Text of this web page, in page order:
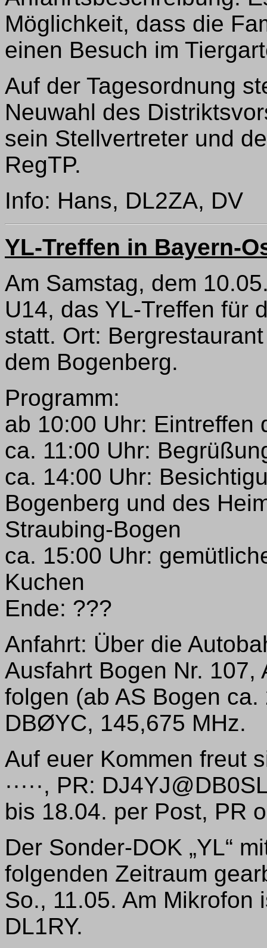
Möglichkeit, dass die
einen Besuch im
Auf der Tagesordnung
Neuwahl des
sein Stellvertreter und
RegTP.
Info: Hans, DL2ZA, DV
YL-Treffen in Bayern-
Am Samstag, dem
U14, das YL-Treffen für
statt. Ort:
dem Bogenberg.
Programm:
ab 10:00 Uhr: Eintreffen
ca. 11:00 Uhr:
ca. 14:00 Uhr:
Bogenberg und des
Straubing-Bogen
ca. 15:00 Uhr:
Kuchen
Ende: ???
Anfahrt: Über die
Ausfahrt Bogen Nr.
folgen (ab AS Bogen
DBØYC, 145,675 MHz.
Auf euer Kommen freut
·····, PR:
bis 18.04. per Post, PR
Der Sonder-DOK „YL“
folgenden Zeitraum
So., 11.05. Am Mikrofon
DL1RY.